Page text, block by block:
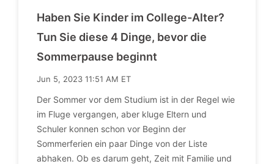
Haben Sie Kinder im College-Alter?
Tun Sie diese 4 Dinge, bevor die
Sommerpause beginnt
Jun 5, 2023 11:51 AM ET
Der Sommer vor dem Studium ist in der Regel wie
im Fluge vergangen, aber kluge Eltern und
Schuler konnen schon vor Beginn der
Sommerferien ein paar Dinge von der Liste
abhaken. Ob es darum geht, Zeit mit Familie und